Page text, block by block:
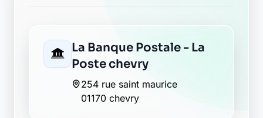
La Banque Postale - La
Poste chevry
254 rue saint maurice
01170 chevry